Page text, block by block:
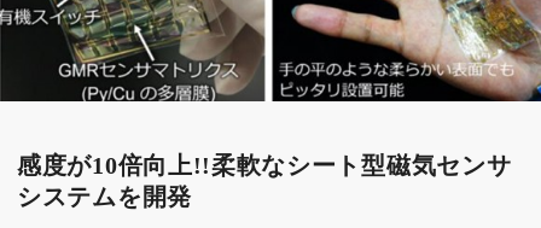
感度が10倍向上!!柔軟なシート型磁気センサ
システムを開発